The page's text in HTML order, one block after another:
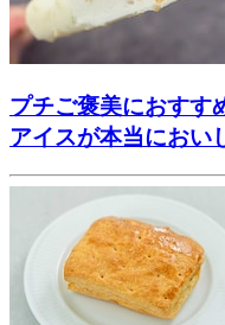
プチご褒美におすす
アイスが本当におい